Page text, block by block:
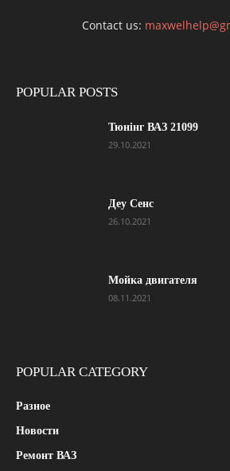
Contact us:
POPULAR POSTS
Тюнінг ВАЗ 21099
29.10.2021
Деу Сенс
26.10.2021
Мойка двигателя
08.11.2021
POPULAR CATEGORY
Разное
Новости
Ремонт ВАЗ